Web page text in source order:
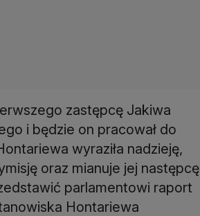
zastępcę Jakiwa
i będzie on pracował do
wyraziła nadzieję,
oraz mianuje jej następcę
parlamentowi raport
Hontariewa